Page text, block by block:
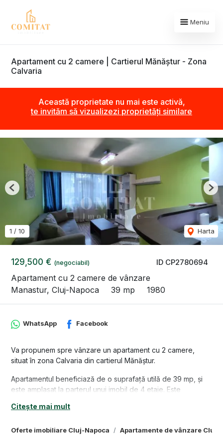
Meniu
Apartament cu 2 camere | Cartierul Mănăștur - Zona
Calvaria
Această proprietate nu mai este activă,
te invităm să vizualizezi proprietăți similare
ID CP2780694
129,500 € (negociabil)
Apartament cu 2 camere de vânzare
Manastur, Cluj-Napoca
39 mp 1980
1 / 10 Harta
Previous
Oferte imobiliare Cluj-Napoca Apartamente de vânzare Cluj-
WhatsApp Facebook
Va propunem spre vânzare un apartament cu 2 camere,
situat în zona Calvaria din cartierul Mănăștur.
Apartamentul beneficiază de o suprafață utilă de 39 mp, și
este amplasat la parterul unui imobil de 4 etaje. Este
open space cu bucătărie, 1 baie, 1 hol.
pe holul imobilului.
Citește mai mult